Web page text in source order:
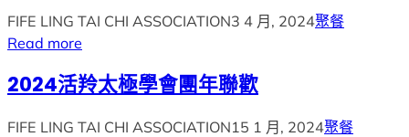
FIFE LING TAI CHI ASSOCIATION3 4 月, 2024聚餐
Read more
2024活羚太極學會團年聯歡
FIFE LING TAI CHI ASSOCIATION15 1 月, 2024聚餐